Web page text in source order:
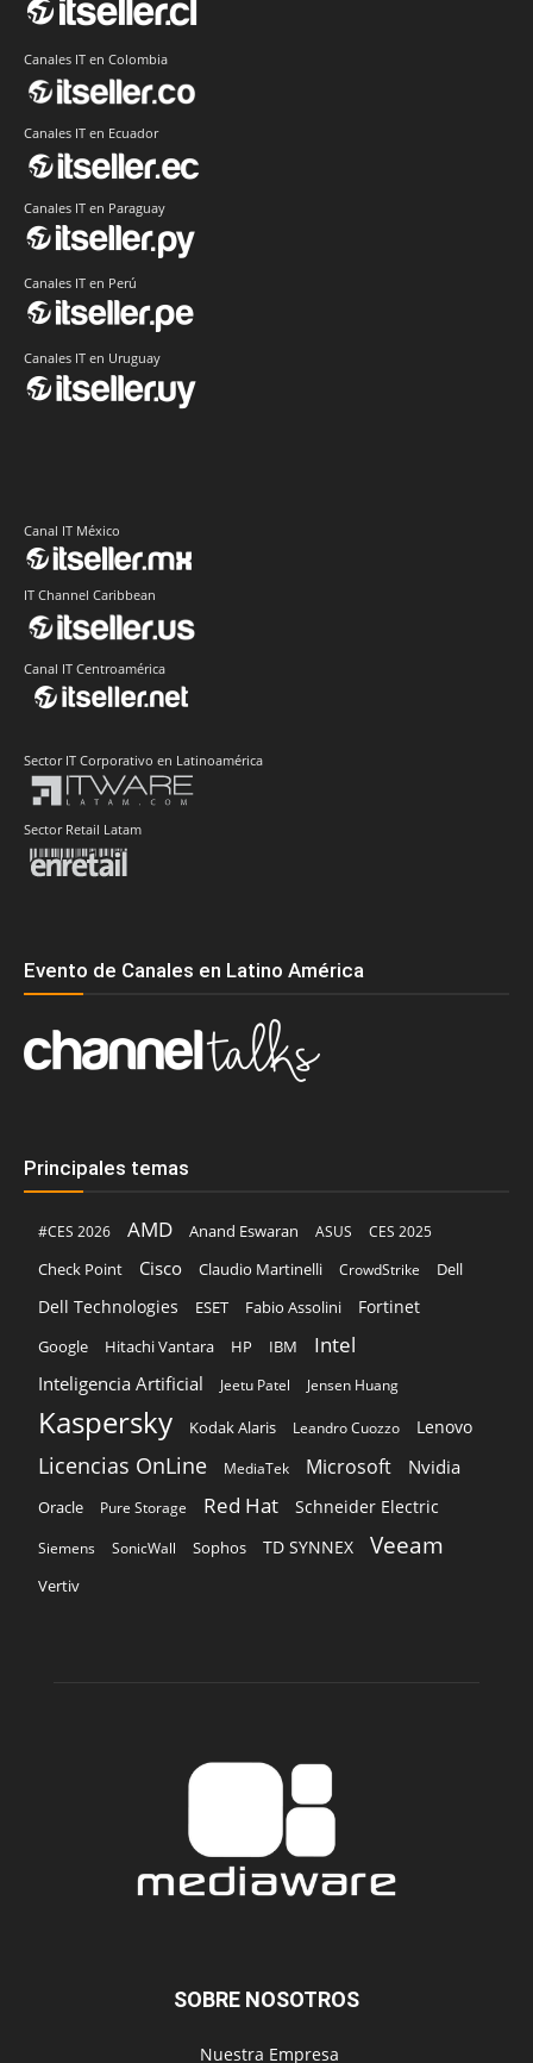
Canales IT en Colombia
Canales IT en Ecuador
Canales IT en Paraguay
Canales IT en Perú
Canales IT en Uruguay
Canal IT México
IT Channel Caribbean
Canal IT Centroamérica
Sector IT Corporativo en Latinoamérica
Sector Retail Latam
Evento de Canales en Latino América
Principales temas
#CES 2026 AMD Anand Eswaran ASUS
CES 2025
Check Point
Cisco Claudio Martinelli CrowdStrike Dell
Dell Technologies ESET Fabio Assolini Fortinet
Google Hitachi Vantara HP IBM Intel
Inteligencia Artificial Jeetu Patel Jensen Huang
Kaspersky Kodak Alaris Leandro Cuozzo Lenovo
Licencias OnLine MediaTek Microsoft Nvidia
Oracle Pure Storage Red Hat Schneider Electric
Siemens SonicWall Sophos TD SYNNEX Veeam
Vertiv
SOBRE NOSOTROS
‎ Nuestra Empresa